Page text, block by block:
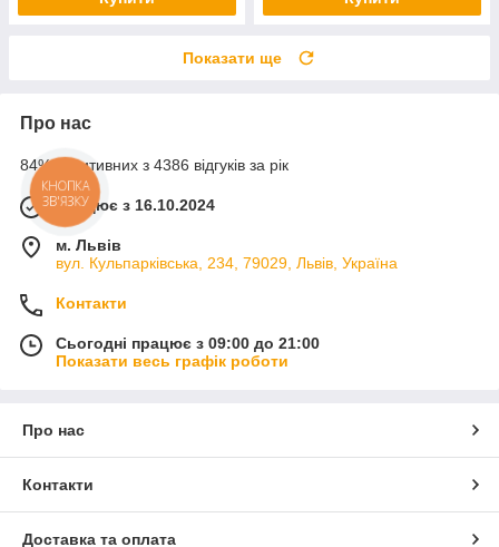
Показати ще
Про нас
84% позитивних з 4386 відгуків за рік
Працює з 16.10.2024
м. Львів
вул. Кульпарківська, 234, 79029, Львів, Україна
Контакти
Сьогодні працює з 09:00 до 21:00
Показати весь графік роботи
Про нас
Контакти
Доставка та оплата
КНОПКА
ЗВ'ЯЗКУ